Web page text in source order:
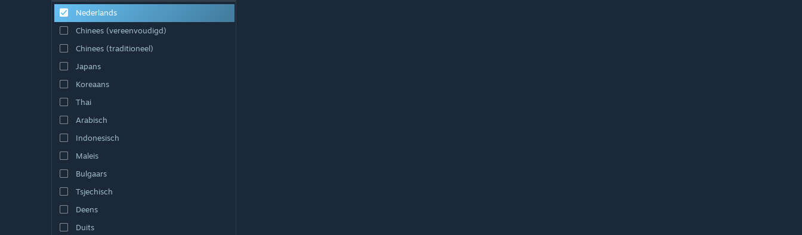
Nederlands
Chinees (vereenvoudigd)
Chinees (traditioneel)
Japans
Koreaans
Thai
Arabisch
Indonesisch
Maleis
Bulgaars
Tsjechisch
Deens
Duits